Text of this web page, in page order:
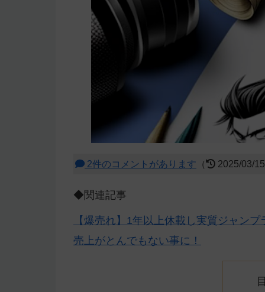
2件のコメントがあります （ 2025/03/
◆関連記事
【爆売れ】1年以上休載し実質ジャン
売上がとんでもない事に！